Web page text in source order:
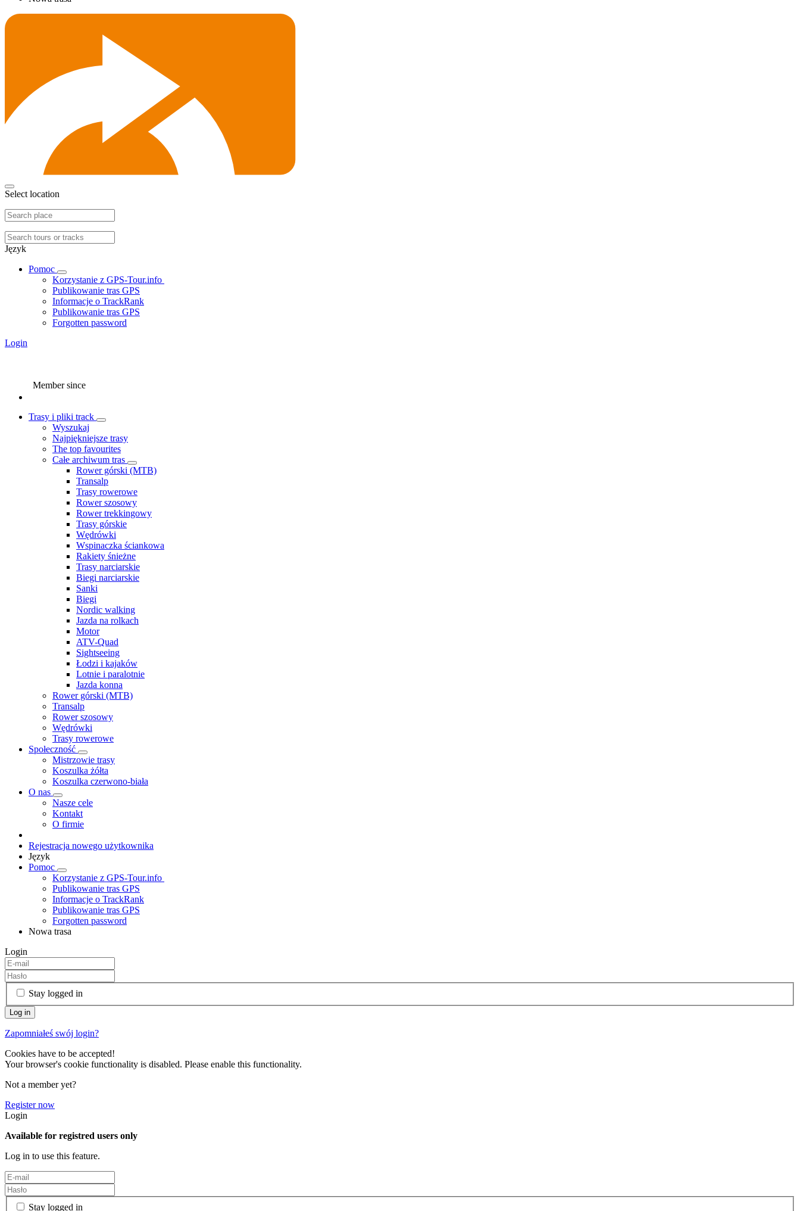
Select location
Język
Pomoc
Korzystanie z GPS-Tour.info
Publikowanie tras GPS
Informacje o TrackRank
Publikowanie tras GPS
Forgotten password
Login
Member since
Trasy i pliki track
Wyszukaj
Najpiękniejsze trasy
The top favourites
Całe archiwum tras
Rower górski (MTB)
Transalp
Trasy rowerowe
Rower szosowy
Rower trekkingowy
Trasy górskie
Wędrówki
Wspinaczka ściankowa
Rakiety śnieżne
Trasy narciarskie
Biegi narciarskie
Sanki
Biegi
Nordic walking
Jazda na rolkach
Motor
ATV-Quad
Sightseeing
Łodzi i kajaków
Lotnie i paralotnie
Jazda konna
Rower górski (MTB)
Transalp
Rower szosowy
Wędrówki
Trasy rowerowe
Społeczność
Mistrzowie trasy
Koszulka żółta
Koszulka czerwono-biała
O nas
Nasze cele
Kontakt
O firmie
Rejestracja nowego użytkownika
Język
Pomoc
Korzystanie z GPS-Tour.info
Publikowanie tras GPS
Informacje o TrackRank
Publikowanie tras GPS
Forgotten password
Nowa trasa
Login
Stay logged in
Zapomniałeś swój login?
Cookies have to be accepted!
Your browser's cookie functionality is disabled. Please enable this functionality.
Not a member yet?
Register now
Login
Available for registred users only
Log in to use this feature.
Stay logged in